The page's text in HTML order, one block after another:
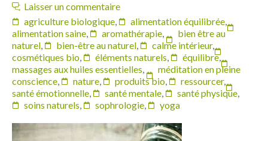
Laisser un commentaire
agriculture biologique, alimentation équilibrée,
alimentation saine, aromathérapie,
bien être au
naturel, bien-être au naturel, calme intérieur,
cosmétiques bio, éléments naturels, équilibre,
massages aux huiles essentielles,
méditation en pleine
conscience, nature, produits bio, ressourcer,
santé émotionnelle, santé mentale, santé physique,
soins naturels, sophrologie, yoga